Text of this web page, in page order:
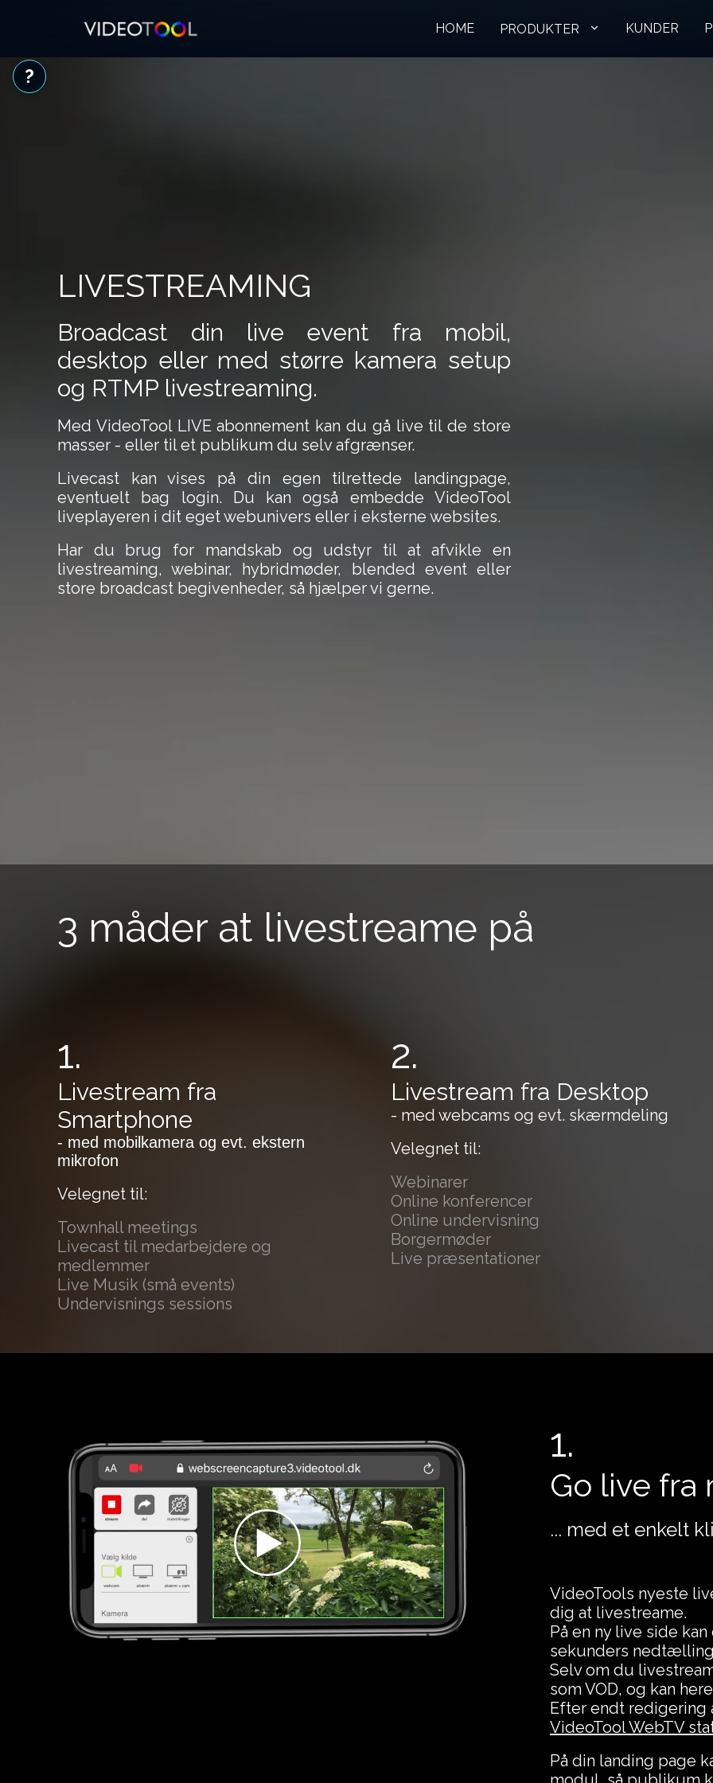
HOME PRODUKTER KUNDER
LIVESTREAMING
Broadcast din live event fra mobil,
desktop eller med større kamera setup
og RTMP livestreaming.
Med VideoTool LIVE abonnement kan du gå live til de store
masser - eller til et publikum du selv afgrænser.
Livecast kan vises på din egen tilrettede landingpage,
eventuelt bag login. Du kan også embedde VideoTool
liveplayeren i dit eget webunivers eller i eksterne websites.
Har du brug for mandskab og udstyr til at afvikle en
livestreaming, webinar, hybridmøder, blended event eller
store broadcast begivenheder, så hjælper vi gerne.
3 måder at livestreame på
1.
Livestream fra
Smartphone
- med mobilkamera og evt. ekstern
mikrofon
Velegnet til:
Townhall meetings
Livecast til medarbejdere og
medlemmer
Live Musik (små events)
Undervisnings sessions
2.
Livestream fra Desktop
- med webcams og evt. skærmdeling
Velegnet til:
Webinarer
Online konferencer
Online undervisning
Borgermøder
Live præsentationer
1.
Go live fra
... med et enkelt
VideoTools nyeste
dig at livestreame.
På en ny live side
sekunders
Selv om du
som VOD, og kan
Efter endt redigering
VideoTool WebTV
På din landing page
?